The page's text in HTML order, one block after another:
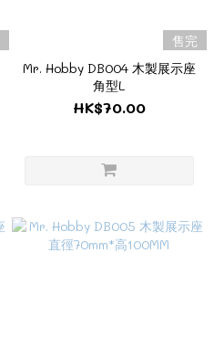
售完
Mr. Hobby DB004 木製展示座
角型L
HK$70.00